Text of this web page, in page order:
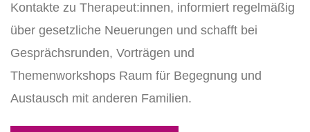
Kontakte zu Therapeut:innen, informiert regelmäßig
über gesetzliche Neuerungen und schafft bei
Gesprächsrunden, Vorträgen und
Themenworkshops Raum für Begegnung und
Austausch mit anderen Familien.